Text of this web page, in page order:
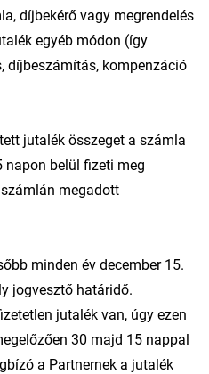
díjbekérő vagy megrendelés
egyéb módon (így
díjbeszámítás, kompenzáció
jutalék összeget a számla
napon belül fizeti meg
megadott
minden év december 15.
jogvesztő határidő.
jutalék van, úgy ezen
30 majd 15 nappal
a Partnernek a jutalék